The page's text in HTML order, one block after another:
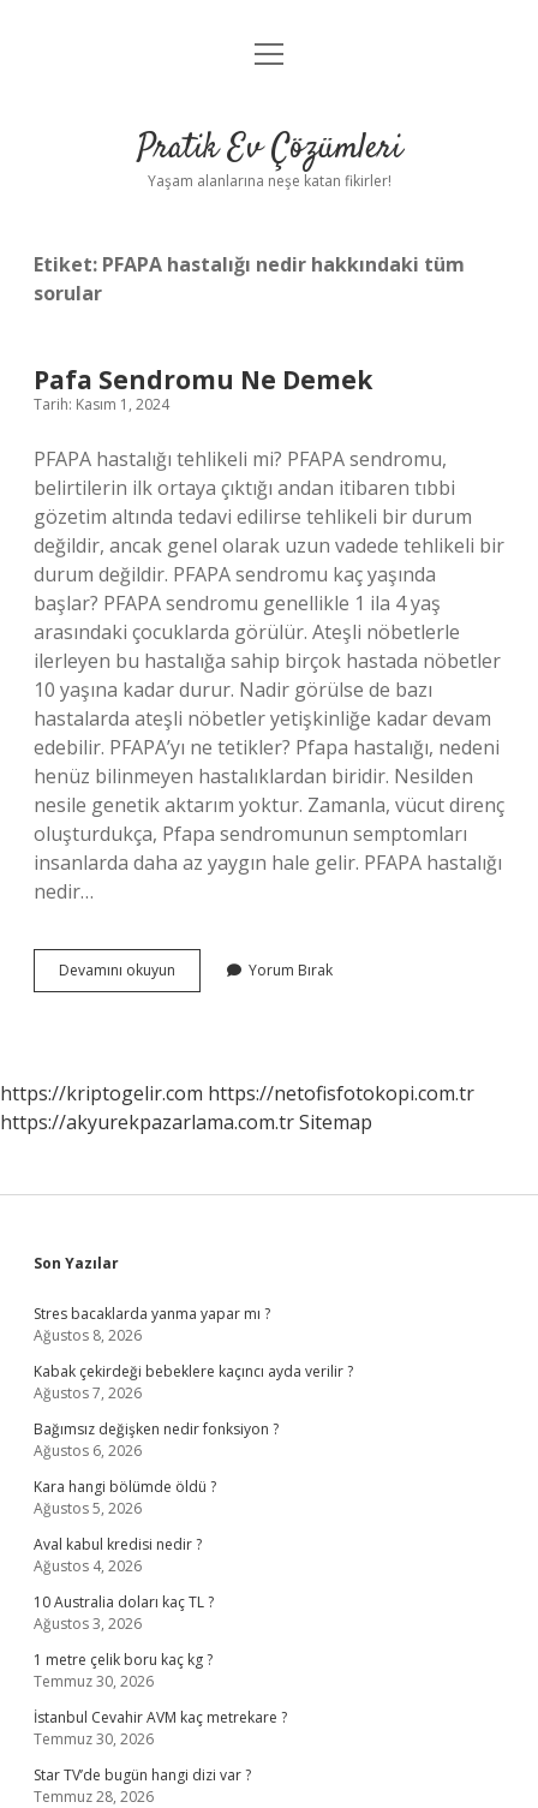
Anasayfa
Yasal Uyarı
menüyü
Pratik Ev Çözümleri
Yaşam alanlarına neşe katan fikirler!
Etiket: PFAPA hastalığı nedir hakkındaki tüm
sorular
Pafa Sendromu Ne Demek
Tarih: Kasım 1, 2024
PFAPA hastalığı tehlikeli mi? PFAPA sendromu,
belirtilerin ilk ortaya çıktığı andan itibaren tıbbi
gözetim altında tedavi edilirse tehlikeli bir durum
değildir, ancak genel olarak uzun vadede tehlikeli bir
durum değildir. PFAPA sendromu kaç yaşında
başlar? PFAPA sendromu genellikle 1 ila 4 yaş
arasındaki çocuklarda görülür. Ateşli nöbetlerle
ilerleyen bu hastalığa sahip birçok hastada nöbetler
10 yaşına kadar durur. Nadir görülse de bazı
hastalarda ateşli nöbetler yetişkinliğe kadar devam
edebilir. PFAPA’yı ne tetikler? Pfapa hastalığı, nedeni
henüz bilinmeyen hastalıklardan biridir. Nesilden
nesile genetik aktarım yoktur. Zamanla, vücut direnç
oluşturdukça, Pfapa sendromunun semptomları
insanlarda daha az yaygın hale gelir. PFAPA hastalığı
nedir…
Devamını okuyun
Sendromu
Yorum Bırak
https://kriptogelir.com https://netofisfotokopi.com.tr
https://akyurekpazarlama.com.trSitemap
Sidebar
Son Yazılar
Stres bacaklarda yanma yapar mı ?
Ağustos 8, 2026
Kabak çekirdeği bebeklere kaçıncı ayda verilir ?
Ağustos 7, 2026
Bağımsız değişken nedir fonksiyon ?
Ağustos 6, 2026
Kara hangi bölümde öldü ?
Ağustos 5, 2026
Aval kabul kredisi nedir ?
Ağustos 4, 2026
10 Australia doları kaç TL ?
Ağustos 3, 2026
1 metre çelik boru kaç kg ?
Temmuz 30, 2026
İstanbul Cevahir AVM kaç metrekare ?
Temmuz 30, 2026
Star TV’de bugün hangi dizi var ?
Temmuz 28, 2026